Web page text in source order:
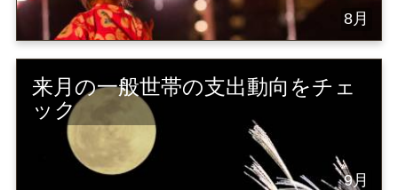
8月
来月の一般世帯の支出動向をチェ
ック
9月